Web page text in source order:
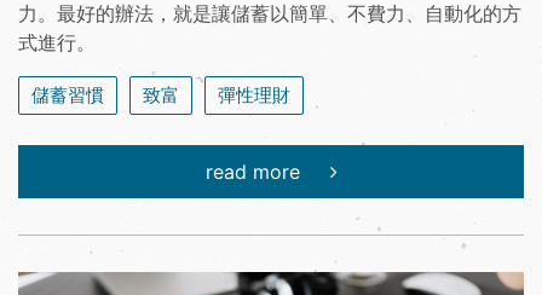
力。最好的辦法，就是讓儲蓄以簡單、不費力、自動化的方
式進行。
儲蓄習慣 致富 彈性理財
read more